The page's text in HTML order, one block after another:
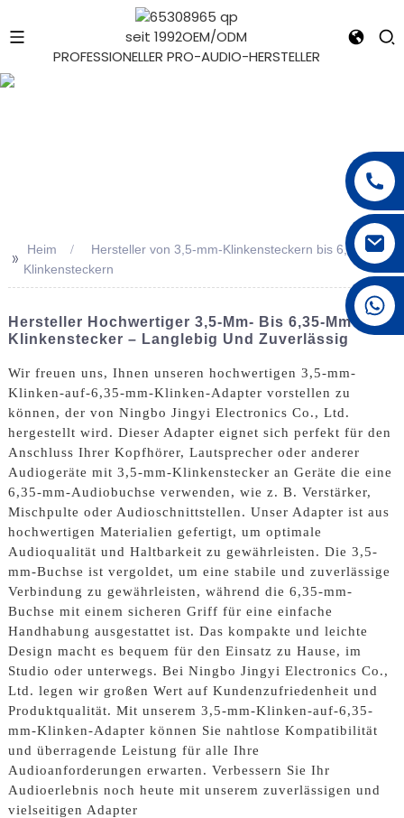
seit 1992OEM/ODM
PROFESSIONELLER PRO-AUDIO-HERSTELLER
>> Heim
Hersteller von 3,5-mm-Klinkensteckern bis 6,35-mm-
Klinkensteckern
Hersteller Hochwertiger 3,5-Mm- Bis 6,35-Mm-
Klinkenstecker – Langlebig Und Zuverlässig
Wir freuen uns, Ihnen unseren hochwertigen 3,5-mm-
Klinken-auf-6,35-mm-Klinken-Adapter vorstellen zu
können, der von Ningbo Jingyi Electronics Co., Ltd.
hergestellt wird. Dieser Adapter eignet sich perfekt für den
Anschluss Ihrer Kopfhörer, Lautsprecher oder anderer
Audiogeräte mit 3,5-mm-Klinkenstecker an Geräte die eine
6,35-mm-Audiobuchse verwenden, wie z. B. Verstärker,
Mischpulte oder Audioschnittstellen. Unser Adapter ist aus
hochwertigen Materialien gefertigt, um optimale
Audioqualität und Haltbarkeit zu gewährleisten. Die 3,5-
mm-Buchse ist vergoldet, um eine stabile und zuverlässige
Verbindung zu gewährleisten, während die 6,35-mm-
Buchse mit einem sicheren Griff für eine einfache
Handhabung ausgestattet ist. Das kompakte und leichte
Design macht es bequem für den Einsatz zu Hause, im
Studio oder unterwegs. Bei Ningbo Jingyi Electronics Co.,
Ltd. legen wir großen Wert auf Kundenzufriedenheit und
Produktqualität. Mit unserem 3,5-mm-Klinken-auf-6,35-
mm-Klinken-Adapter können Sie nahtlose Kompatibilität
und überragende Leistung für alle Ihre
Audioanforderungen erwarten. Verbessern Sie Ihr
Audioerlebnis noch heute mit unserem zuverlässigen und
vielseitigen Adapter